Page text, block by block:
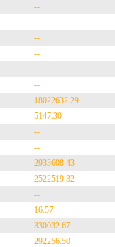
--
--
--
--
--
--
18022632.29
5147.30
--
--
2933608.43
2522519.32
--
16.57
330032.67
292256.50